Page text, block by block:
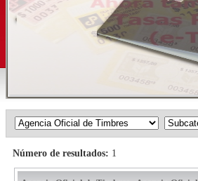
Número de resultados: 1